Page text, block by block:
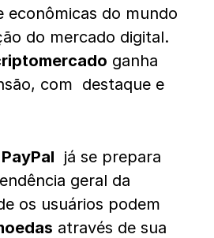
econômicas do mundo
do mercado digital.
ganha
com destaque e
PayPal já se prepara
geral da
os usuários podem
através de sua